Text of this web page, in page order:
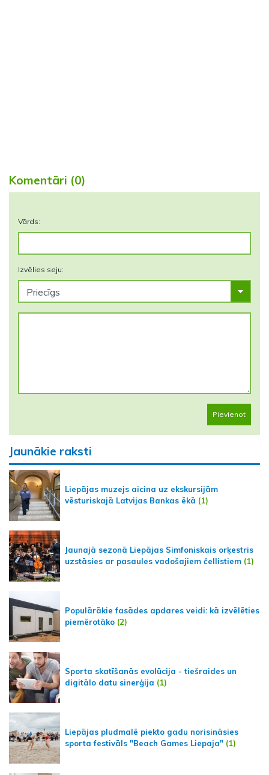
Komentāri (0)
Vārds:
Izvēlies seju:
Pievienot
Jaunākie raksti
Liepājas muzejs aicina uz ekskursijām
vēsturiskajā Latvijas Bankas ēkā (1)
Jaunajā sezonā Liepājas Simfoniskais orķestris
uzstāsies ar pasaules vadošajiem čellistiem (1)
Populārākie fasādes apdares veidi: kā izvēlēties
piemērotāko (2)
Sporta skatīšanās evolūcija - tiešraides un
digitālo datu sinerģija (1)
Liepājas pludmalē piekto gadu norisināsies
sporta festivāls "Beach Games Liepaja" (1)